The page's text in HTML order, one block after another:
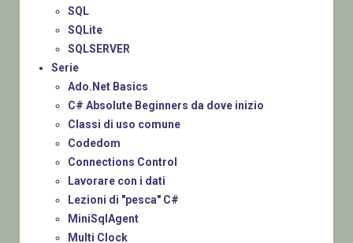
SQL
SQLite
SQLSERVER
Serie
Ado.Net Basics
C# Absolute Beginners da dove inizio
Classi di uso comune
Codedom
Connections Control
Lavorare con i dati
Lezioni di "pesca" C#
MiniSqlAgent
Multi Clock